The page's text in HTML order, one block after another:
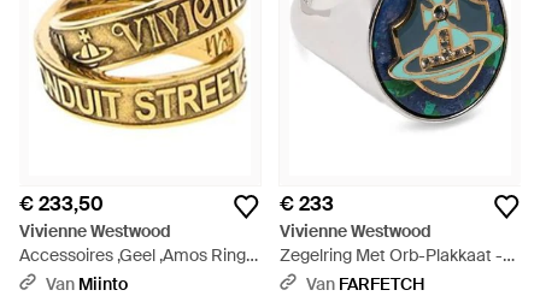
€ 233,50
Vivienne Westwood
Accessoires ,Geel ,Amos Ring -
Metallic
Van Miinto
€ 233
Vivienne Westwood
Zegelring Met Orb-Plakkaat -
Blauw
Van FARFETCH